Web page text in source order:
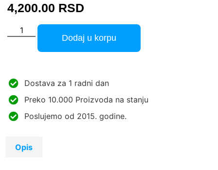
4,200.00 RSD
Dodaj u korpu
Dostava za 1 radni dan
Preko 10.000 Proizvoda na stanju
Poslujemo od 2015. godine.
Opis